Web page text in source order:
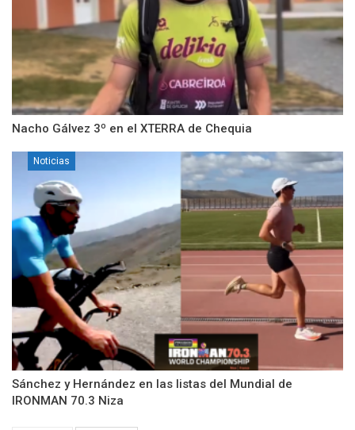
Nacho Gálvez 3º en el XTERRA de Chequia
Noticias
Sánchez y Hernández en las listas del Mundial de
IRONMAN 70.3 Niza